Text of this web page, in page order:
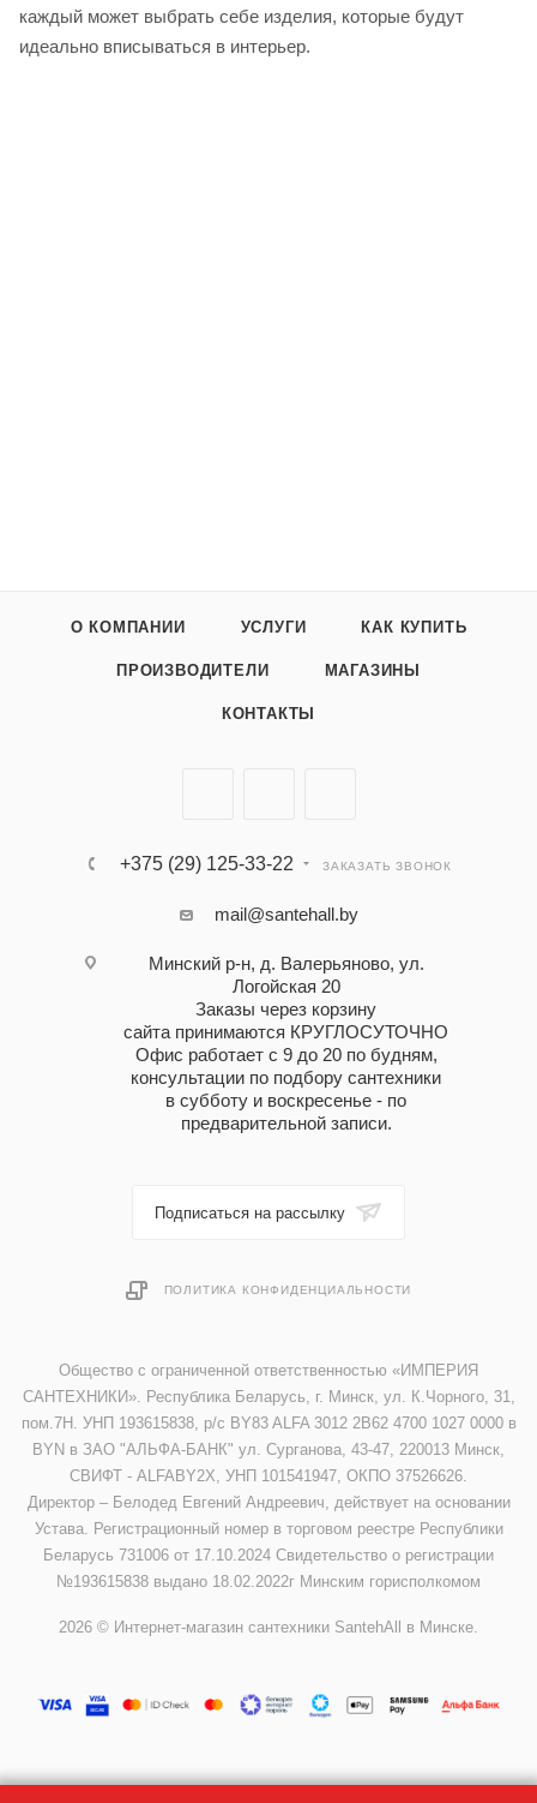
каждый может выбрать себе изделия, которые будут
идеально вписываться в интерьер.
О КОМПАНИИ УСЛУГИ КАК КУПИТЬ
ПРОИЗВОДИТЕЛИ МАГАЗИНЫ
КОНТАКТЫ
+375 (29) 125-33-22 ЗАКАЗАТЬ ЗВОНОК
mail@santehall.by
Минский р-н, д. Валерьяново, ул.
Логойская 20
Заказы через корзину
сайта принимаются КРУГЛОСУТОЧНО
Офис работает с 9 до 20 по будням,
консультации по подбору сантехники
в субботу и воскресенье - по
предварительной записи.
Подписаться на рассылку
ПОЛИТИКА КОНФИДЕНЦИАЛЬНОСТИ
Общество с ограниченной ответственностью «ИМПЕРИЯ
САНТЕХНИКИ». Республика Беларусь, г. Минск, ул. К.Чорного, 31,
пом.7Н. УНП 193615838, р/с BY83 ALFA 3012 2B62 4700 1027 0000 в
BYN в ЗАО "АЛЬФА-БАНК" ул. Сурганова, 43-47, 220013 Минск,
СВИФТ - ALFABY2X, УНП 101541947, ОКПО 37526626.
Директор – Белодед Евгений Андреевич, действует на основании
Устава. Регистрационный номер в торговом реестре Республики
Беларусь 731006 от 17.10.2024 Свидетельство о регистрации
№193615838 выдано 18.02.2022г Минским горисполкомом
2026 © Интернет-магазин сантехники SantehAll в Минске.